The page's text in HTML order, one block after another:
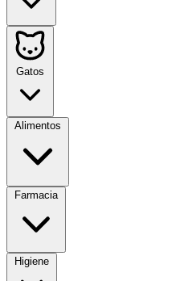
Gatos
Alimentos
Farmacia
Higiene